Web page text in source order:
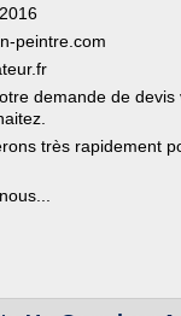
peintre.com
demande de devis
très rapidement